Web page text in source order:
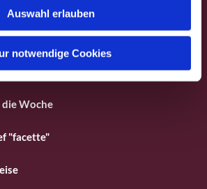
Auswahl erlauben
notwendige Cookies
Woche
"facette"